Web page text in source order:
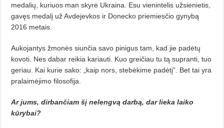
medalių, kuriuos man skyrė Ukraina. Esu vienintelis užsienietis,
gavęs medalį už Avdejevkos ir Donecko priemiesčio gyny­bą
2016 metais.
Aukojantys žmonės siunčia savo pinigus tam, kad jie padėtų
kovoti. Nes dabar reikia kariauti. Kuo greičiau tu tą supranti, tuo
geriau. Kai kurie sako: „kaip nors, stebėkime padėtį”. Bet tai yra
pralaimėjimo filosofija.
Ar jums, dirbančiam šį nelengvą darbą, dar lieka laiko
kūrybai?